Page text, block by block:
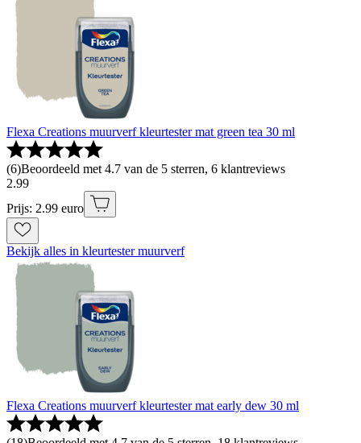
Flexa Creations muurverf kleurtester mat green tea 30 ml
(6)Beoordeeld met 4.7 van de 5 sterren, 6 klantreviews
2.99
Prijs: 2.99 euro
Bekijk alles in kleurtester muurverf
Flexa Creations muurverf kleurtester mat early dew 30 ml